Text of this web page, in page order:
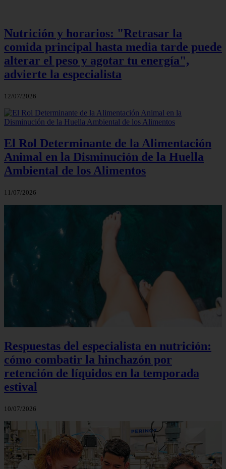
Nutrición y horarios: "Retrasar la
comida principal hasta media tarde puede
alterar el peso y agotar tu energía",
advierte la especialista
12/07/2026
El Rol Determinante de la Alimentación
Animal en la Disminución de la Huella
Ambiental de los Alimentos
11/07/2026
Respuestas del especialista en nutrición:
cómo combatir la hinchazón por
retención de líquidos en la temporada
estival
10/07/2026